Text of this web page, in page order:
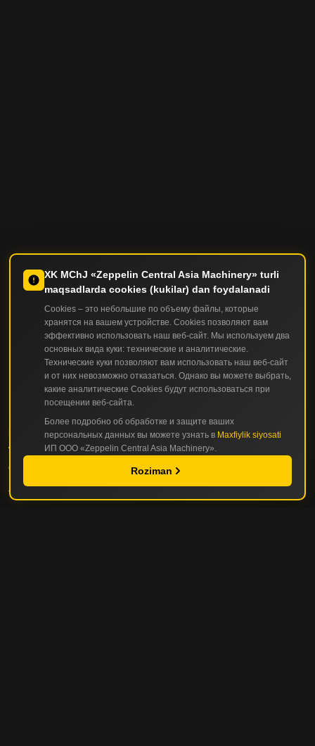
KATALOG
QURILISH VA YO'L-QURILISH TEXNIKASI
TOG'-KON VA KARER TEXNIKASI
XK MChJ «Zeppelin Central Asia Machinery» turli
maqsadlarda cookies (kukilar) dan foydalanadi
Cookies – это небольшие по объему файлы, которые
хранятся на вашем устройстве. Cookies позволяют вам
эффективно использовать наш веб-сайт. Мы используем два
основных вида куки: технические и аналитические.
Технические куки позволяют вам использовать наш веб-сайт
и от них невозможно отказаться. Однако вы можете выбрать,
какие аналитические Cookies будут использоваться при
посещении веб-сайта.
Более подробно об обработке и защите ваших
персональных данных вы можете узнать в Maxfiylik siyosati
ИП ООО «Zeppelin Central Asia Machinery».
Roziman